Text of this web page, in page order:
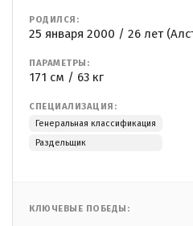
РОДИЛСЯ:
25 января 2000 / 26 лет
ПАРАМЕТРЫ:
171 см / 63 кг
СПЕЦИАЛИЗАЦИЯ:
Генеральная классификация
Раздельщик
КЛЮЧЕВЫЕ ПОБЕДЫ: